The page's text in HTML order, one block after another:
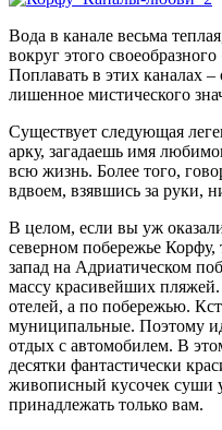
Вода в канале весьма
вокруг этого
Поплавать в этих каналах –
лишенное мистического
Существует следующая
арку, загадаешь имя
всю жизнь. Более того,
вдвоем, взявшись за руки,
В целом, если вы уж
северном побережье Корфу,
запад на Адриатическом
массу красивейших
отелей, а по побережью.
муниципальные. Поэтому
отдых с автомобилем. В
десятки фантастически
живописный кусочек суши
принадлежать только вам.